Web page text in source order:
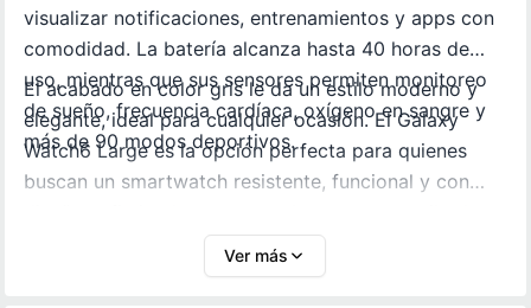
visualizar notificaciones, entrenamientos y apps con
comodidad. La batería alcanza hasta 40 horas de
uso, mientras que sus sensores permiten monitoreo
de sueño, frecuencia cardíaca, oxígeno en sangre y
más de 90 modos deportivos.
El acabado en color gris le da un estilo moderno y
elegante, ideal para cualquier ocasión. El Galaxy
Watch6 Large es la opción perfecta para quienes
buscan un smartwatch resistente, funcional y con
Ver más